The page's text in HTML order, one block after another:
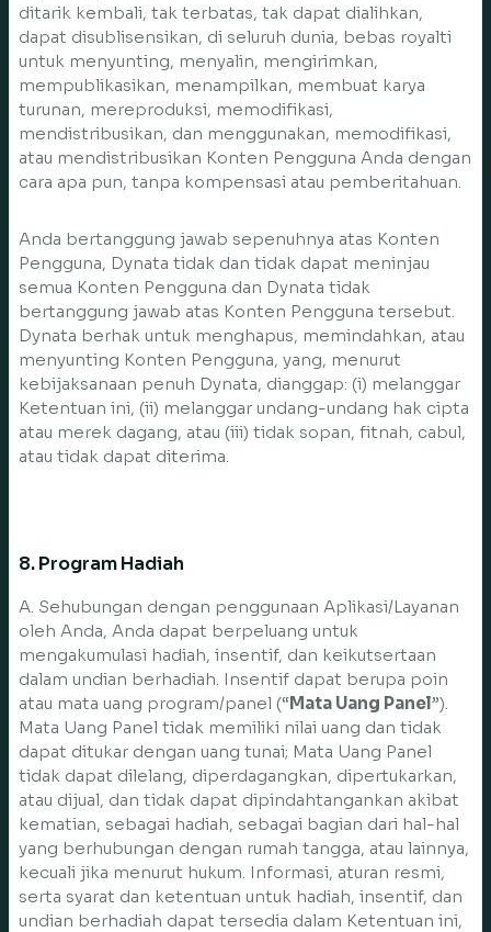
ditarik kembali, tak terbatas, tak dapat dialihkan,
dapat disublisensikan, di seluruh dunia, bebas royalti
untuk menyunting, menyalin, mengirimkan,
mempublikasikan, menampilkan, membuat karya
turunan, mereproduksi, memodifikasi,
mendistribusikan, dan menggunakan, memodifikasi,
atau mendistribusikan Konten Pengguna Anda dengan
cara apa pun, tanpa kompensasi atau pemberitahuan.
Anda bertanggung jawab sepenuhnya atas Konten
Pengguna, Dynata tidak dan tidak dapat meninjau
semua Konten Pengguna dan Dynata tidak
bertanggung jawab atas Konten Pengguna tersebut.
Dynata berhak untuk menghapus, memindahkan, atau
menyunting Konten Pengguna, yang, menurut
kebijaksanaan penuh Dynata, dianggap: (i) melanggar
Ketentuan ini, (ii) melanggar undang-undang hak cipta
atau merek dagang, atau (iii) tidak sopan, fitnah, cabul,
atau tidak dapat diterima.
8. Program Hadiah
A. Sehubungan dengan penggunaan Aplikasi/Layanan
oleh Anda, Anda dapat berpeluang untuk
mengakumulasi hadiah, insentif, dan keikutsertaan
dalam undian berhadiah. Insentif dapat berupa poin
atau mata uang program/panel (“Mata Uang Panel”).
Mata Uang Panel tidak memiliki nilai uang dan tidak
dapat ditukar dengan uang tunai; Mata Uang Panel
tidak dapat dilelang, diperdagangkan, dipertukarkan,
atau dijual, dan tidak dapat dipindahtangankan akibat
kematian, sebagai hadiah, sebagai bagian dari hal-hal
yang berhubungan dengan rumah tangga, atau lainnya,
kecuali jika menurut hukum. Informasi, aturan resmi,
serta syarat dan ketentuan untuk hadiah, insentif, dan
undian berhadiah dapat tersedia dalam Ketentuan ini,